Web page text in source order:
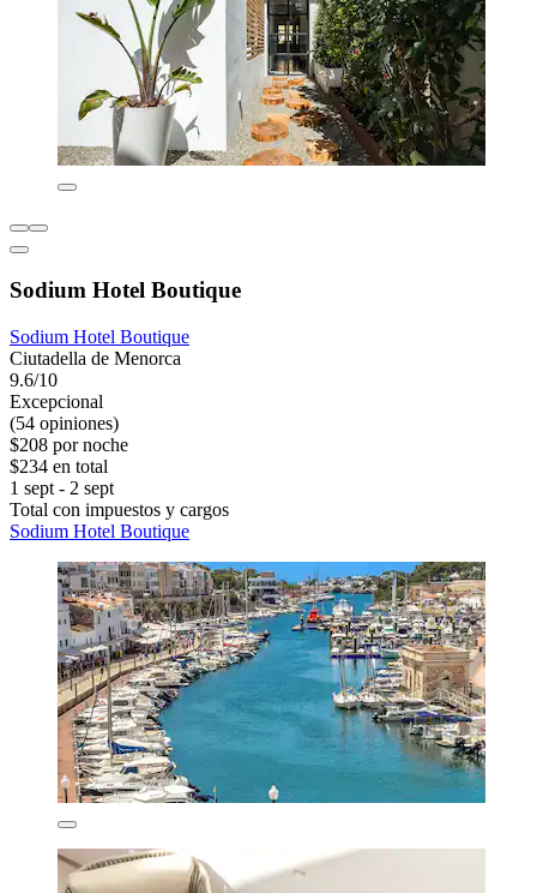
Sodium Hotel Boutique
Sodium Hotel Boutique
Ciutadella de Menorca
9.6/10
Excepcional
(54 opiniones)
$208 por noche
$234 en total
1 sept - 2 sept
Total con impuestos y cargos
Sodium Hotel Boutique